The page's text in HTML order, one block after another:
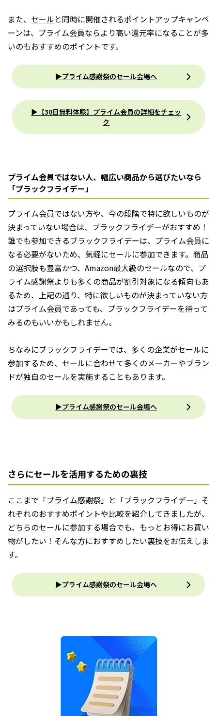
また、 セールと同時に開催されるポイントアップキャンペ
ーンは、プライム会員ならより高い還元率になることが多
いのもおすすめのポイントです。
▶プライム感謝祭のセール会場へ
▶︎【30日無料体験】プライム会員の詳細をチェッ
ク
プライム会員ではない人、幅広い商品から選びたいなら
「ブラックフライデー」
プライム会員ではない方や、今の段階で特に欲しいものが
決まっていない場合は、ブラックフライデーがおすすめ！
誰でも参加できるブラックフライデーは、プライム会員に
なる必要がないため、気軽にセールに参加できます。商品
の選択肢も豊富かつ、Amazon最大級のセールなので、プ
ライム感謝祭よりも多くの商品が割引対象になる傾向もあ
るため、上記の通り、特に欲しいものが決まっていない方
はプライム会員であっても、ブラックフライデーを待って
みるのもいいかもしれません。
ちなみにブラックフライデーでは、多くの企業がセールに
参加するため、セールに合わせて多くのメーカーやブラン
ドが独自のセールを実施することもあります。
▶プライム感謝祭のセール会場へ
さらにセールを活用するための裏技
ここまで「プライム感謝祭」と「ブラックフライデー」そ
れぞれのおすすめポイントや比較を紹介してきましたが、
どちらのセールに参加する場合でも、もっとお得にお買い
物がしたい！そんな方におすすめしたい裏技をお伝えしま
す。
▶プライム感謝祭のセール会場へ